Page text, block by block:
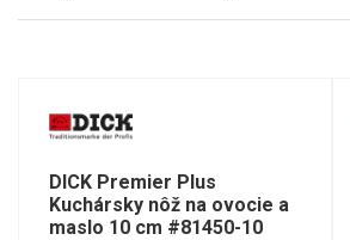
DICK Premier Plus
Kuchársky nôž na ovocie a
maslo 10 cm #81450-10